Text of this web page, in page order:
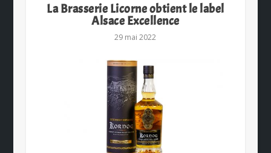
La Brasserie Licorne obtient le label
Alsace Excellence
29 mai 2022